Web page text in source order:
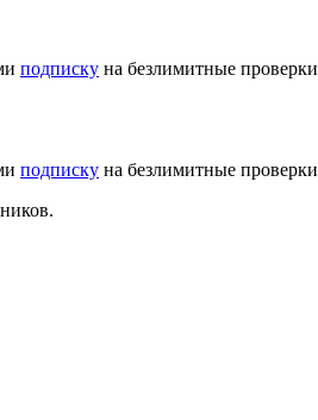
подписку на безлимитные проверки
подписку на безлимитные проверки